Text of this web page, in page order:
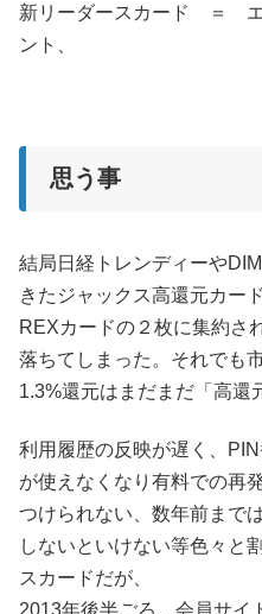
新リーダースカード ＝ エ
ント、
思う事
結局日経トレンディーや
きたジャックス高還元カー
REXカードの２枚に集約さ
落ちてしまった。それでも
1.3%還元はまだまだ「高還
利用履歴の反映が遅く、
が使えなくなり有料での再
つけられない、数年前まで
しないといけない等色々と
スカードだが、